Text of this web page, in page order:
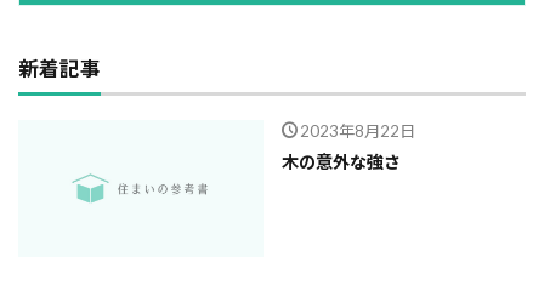
新着記事
2023年8月22日
木の意外な強さ